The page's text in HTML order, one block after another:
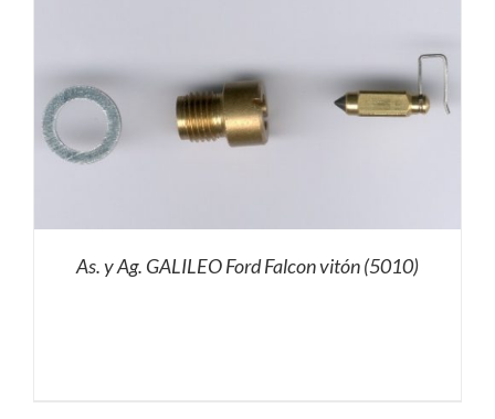
As. y Ag. GALILEO Ford Falcon vitón (5010)